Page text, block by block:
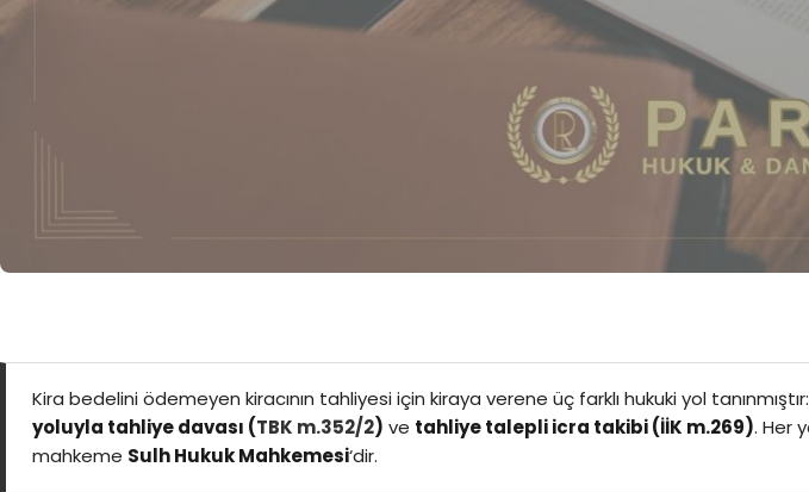
Kira bedelini ödemeyen kiracının tahliyesi için kiraya verene üç farklı hukuki yol tanınmıştır:
yoluyla tahliye davası (TBK m.352/2) ve tahliye talepli icra takibi (İİK m.269). Her
mahkeme Sulh Hukuk Mahkemesi‘dir.